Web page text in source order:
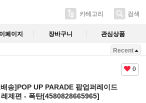
카테고리 검색
페이지 장바구니 관심상품
Recent
0
송]POP UP PARADE 팝업퍼레이드
제편 - 폭탄[4580828665965]